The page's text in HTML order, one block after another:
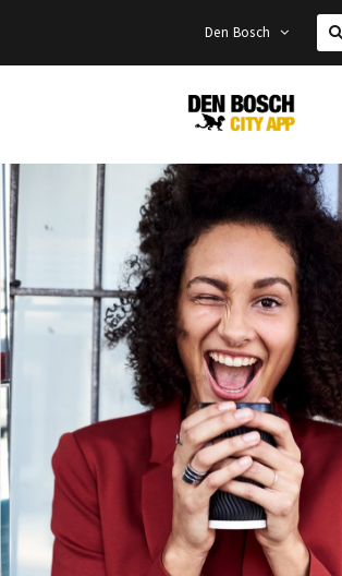
Den Bosch
Den
Bosch